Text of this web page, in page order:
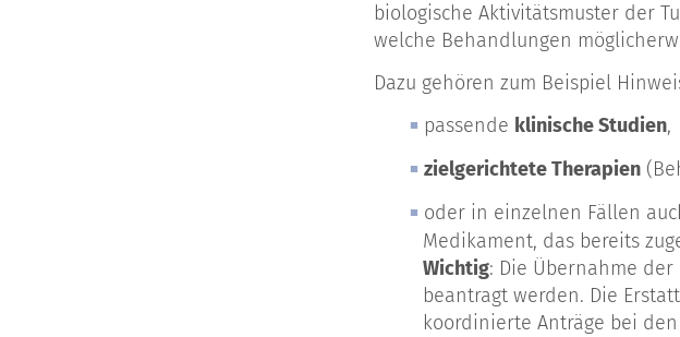
biologische Aktivitätsmuster der
welche Behandlungen
Dazu gehören zum Beispiel
passende klinische Studien,
zielgerichtete Therapien
oder in einzelnen Fällen
Medikament, das bereits
Wichtig: Die Übernahme
beantragt werden. Die
koordinierte Anträge bei